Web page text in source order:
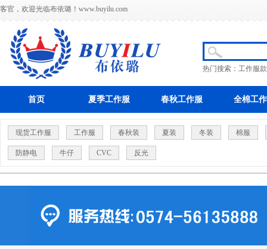
客官，欢迎光临布依璐！ www.buyilu.com
热门搜索： 工作服
首页 夏季工作服 春秋工作服 全棉工
现货工作服 工作服 春秋装 夏装 冬装 棉服
防静电 牛仔 CVC 反光